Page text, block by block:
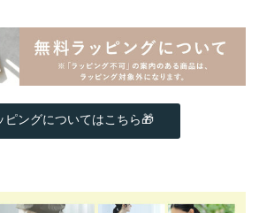
ピングについてはこちら🎁